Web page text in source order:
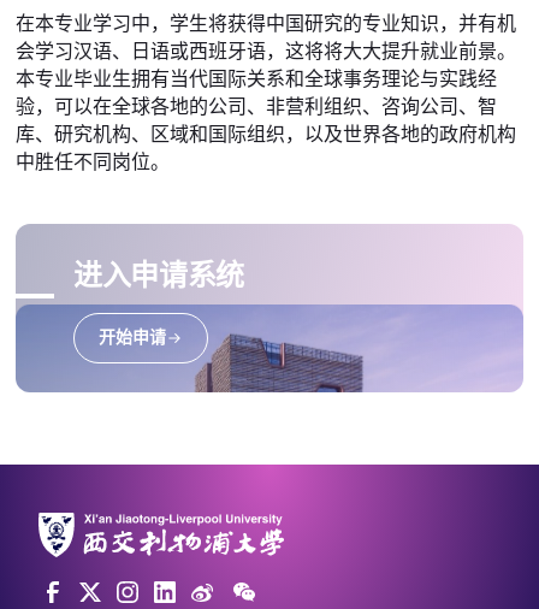
在本专业学习中，学生将获得中国研究的专业知识，并有机
会学习汉语、日语或西班牙语，这将将大大提升就业前景。
本专业毕业生拥有当代国际关系和全球事务理论与实践经
验，可以在全球各地的公司、非营利组织、咨询公司、智
库、研究机构、区域和国际组织，以及世界各地的政府机构
中胜任不同岗位。
进入申请系统
开始申请